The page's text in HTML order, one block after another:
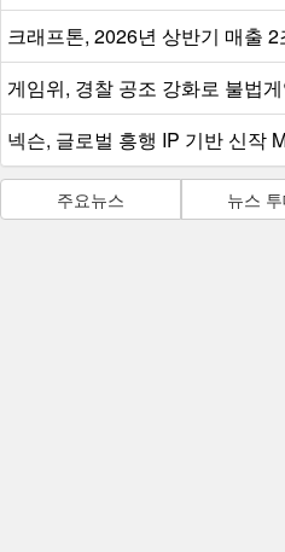
크래프톤, 2026년 상반기 매출 2
게임위, 경찰 공조 강화로 불법
넥슨, 글로벌 흥행 IP 기반 신작
주요뉴스 뉴스